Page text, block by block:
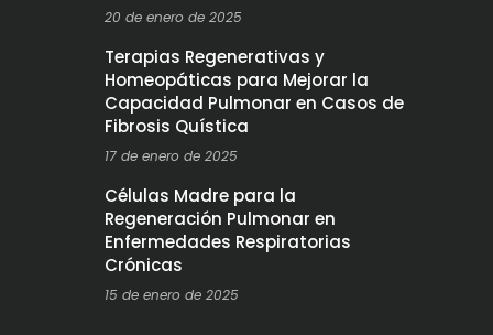
20 de enero de 2025
Terapias Regenerativas y
Homeopáticas para Mejorar la
Capacidad Pulmonar en Casos de
Fibrosis Quística
17 de enero de 2025
Células Madre para la
Regeneración Pulmonar en
Enfermedades Respiratorias
Crónicas
15 de enero de 2025